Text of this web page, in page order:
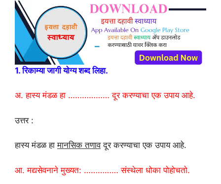
1. रिकाम्या जागी योग्य शब्द लिहा.
अ. हास्य मंडळ हा ……………… दूर करण्याचा एक उपाय आहे.
उत्तर :
हास्य मंडळ हामानसिक तणावदूर करण्याचा एक उपाय आहे.
आ. मद्यसेवनाने मुख्यत: …………… संस्थेला धोका पोहोचतो.